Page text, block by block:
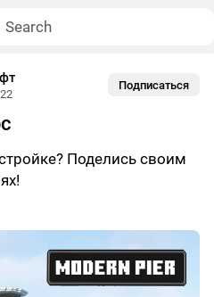
Подписаться
Поделись своим